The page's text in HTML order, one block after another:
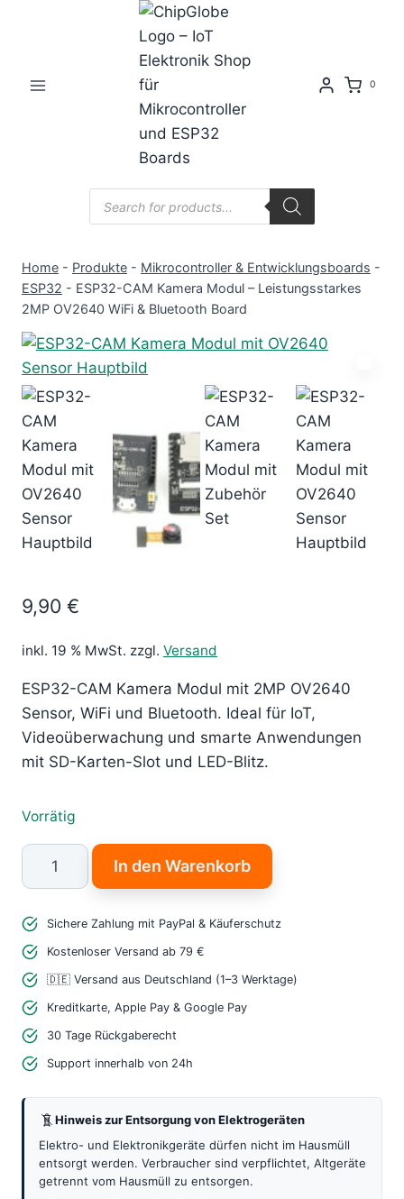
0
Products
search
Home - Produkte - Mikrocontroller & Entwicklungsboards -
ESP32 - ESP32-CAM Kamera Modul – Leistungsstarkes
2MP OV2640 WiFi & Bluetooth Board
9,90 €
inkl. 19 % MwSt. zzgl. Versand
ESP32-CAM Kamera Modul mit 2MP OV2640
Sensor, WiFi und Bluetooth. Ideal für IoT,
Videoüberwachung und smarte Anwendungen
mit SD-Karten-Slot und LED-Blitz.
Vorrätig
ESP32-
CAM
Modul
–
Leistungsstarkes
2MP
OV2640
WiFi
&
Bluetooth
Board
Menge
In den Warenkorb
Sichere Zahlung mit PayPal & Käuferschutz
Kostenloser Versand ab 79 €
🇩🇪 Versand aus Deutschland (1–3 Werktage)
Kreditkarte, Apple Pay & Google Pay
30 Tage Rückgaberecht
Support innerhalb von 24h
Hinweis zur Entsorgung von Elektrogeräten
Elektro- und Elektronikgeräte dürfen nicht im Hausmüll
entsorgt werden. Verbraucher sind verpflichtet, Altgeräte
getrennt vom Hausmüll zu entsorgen.